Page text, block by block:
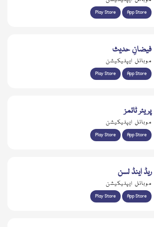
Play Store App Store
فیضانِ حدیث
موبائل ایپلیکیشن
Play Store App Store
پریئر ٹائمز
موبائل ایپلیکیشن
Play Store App Store
ریڈ اینڈ لسن
موبائل ایپلیکیشن
Play Store App Store